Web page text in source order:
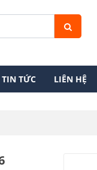
TIN TỨC LIÊN HỆ